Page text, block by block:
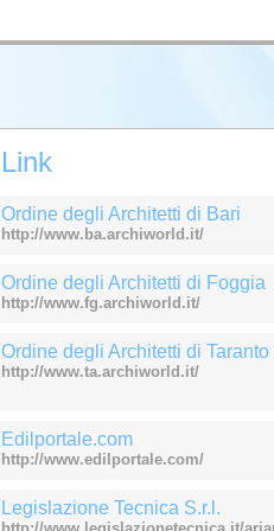
Link
Ordine degli Architetti di Bari
http://www.ba.archiworld.it/
Ordine degli Architetti di Foggia
http://www.fg.archiworld.it/
Ordine degli Architetti di Taranto
http://www.ta.archiworld.it/
Edilportale.com
http://www.edilportale.com/
Legislazione Tecnica S.r.l.